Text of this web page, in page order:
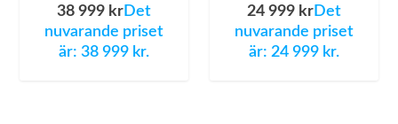
38 999 krDet
nuvarande priset
är: 38 999 kr.
24 999 krDet
nuvarande priset
är: 24 999 kr.